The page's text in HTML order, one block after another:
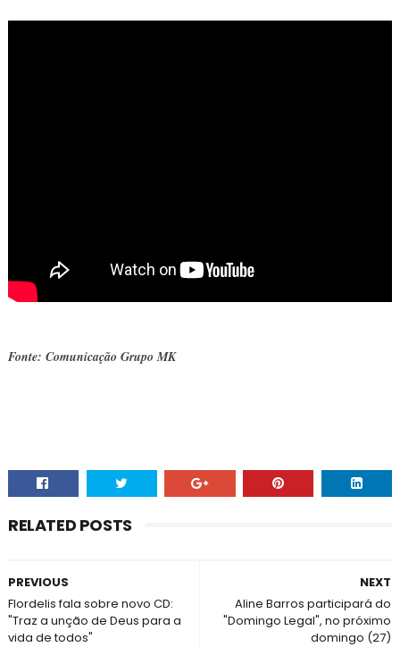
Fonte: Comunicação Grupo MK
RELATED POSTS
NEXT
Aline Barros participará do
"Domingo Legal", no próximo
domingo (27)
PREVIOUS
Flordelis fala sobre novo CD:
"Traz a unção de Deus para a
vida de todos"